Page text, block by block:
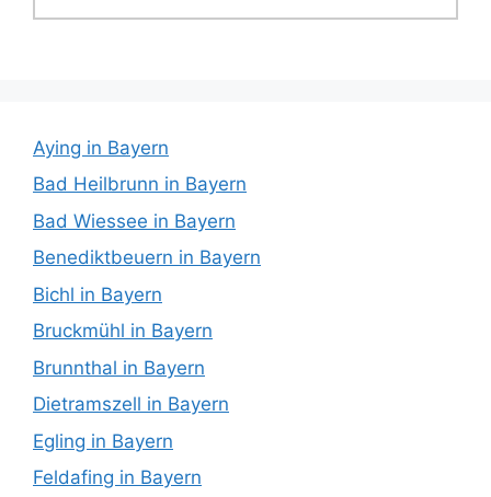
Aying in Bayern
Bad Heilbrunn in Bayern
Bad Wiessee in Bayern
Benediktbeuern in Bayern
Bichl in Bayern
Bruckmühl in Bayern
Brunnthal in Bayern
Dietramszell in Bayern
Egling in Bayern
Feldafing in Bayern